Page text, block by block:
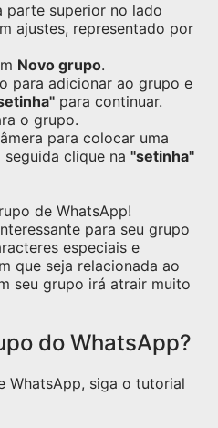
parte superior no lado
ajustes, representado por
Novo grupo.
para adicionar ao grupo e
para continuar.
o grupo.
para colocar uma
clique na "setinha"
de WhatsApp!
para seu grupo
especiais e
que seja relacionada ao
seu grupo irá atrair muito
do WhatsApp?
WhatsApp, siga o tutorial